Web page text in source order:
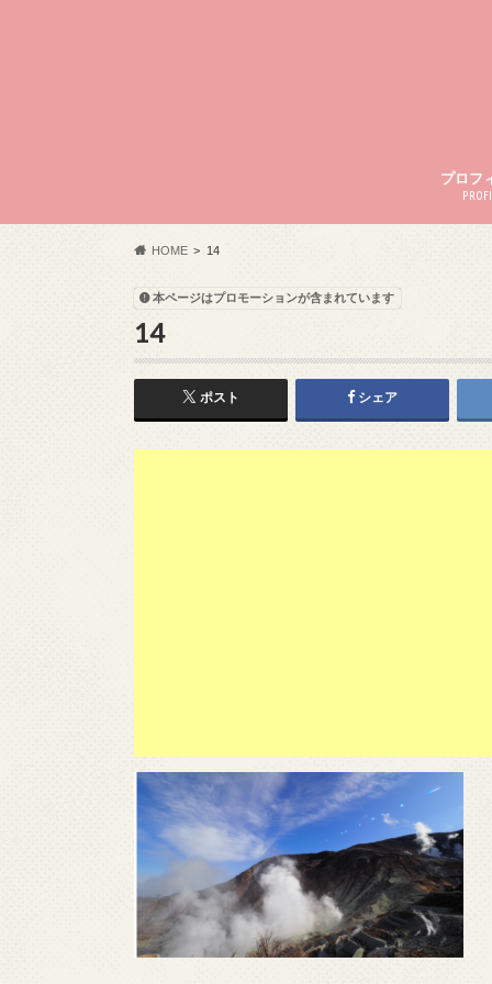
プロフ
HOME 14
本ページはプロモーションが含まれています
14
ポスト シェア